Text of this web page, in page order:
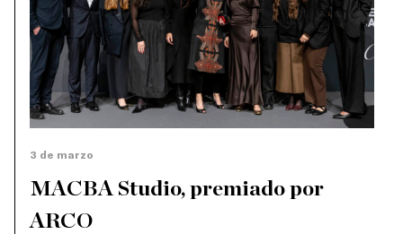
3 de marzo
MACBA Studio, premiado por
ARCO